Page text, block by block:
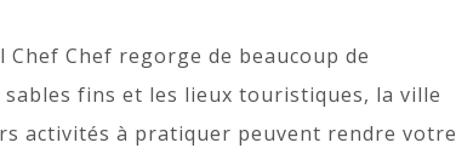
Chef regorge de beaucoup de
fins et les lieux touristiques, la ville
activités à pratiquer peuvent rendre votre